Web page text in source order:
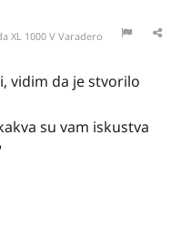
XL 1000 V Varadero
vidim da je stvorilo
su vam iskustva